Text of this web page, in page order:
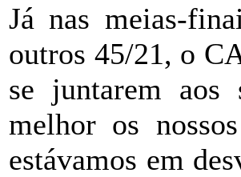
Já nas meias-
outros 45/21, o
se juntarem aos
melhor os
estávamos em